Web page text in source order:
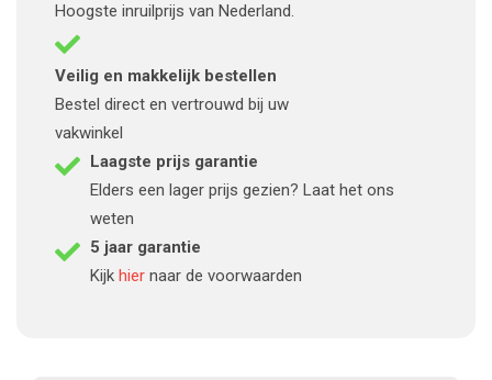
Hoogste inruilprijs van Nederland.
Veilig en makkelijk bestellen
Bestel direct en vertrouwd bij uw
vakwinkel
Laagste prijs garantie
Elders een lager prijs gezien? Laat het ons
weten
5 jaar garantie
Kijk hiernaar de voorwaarden